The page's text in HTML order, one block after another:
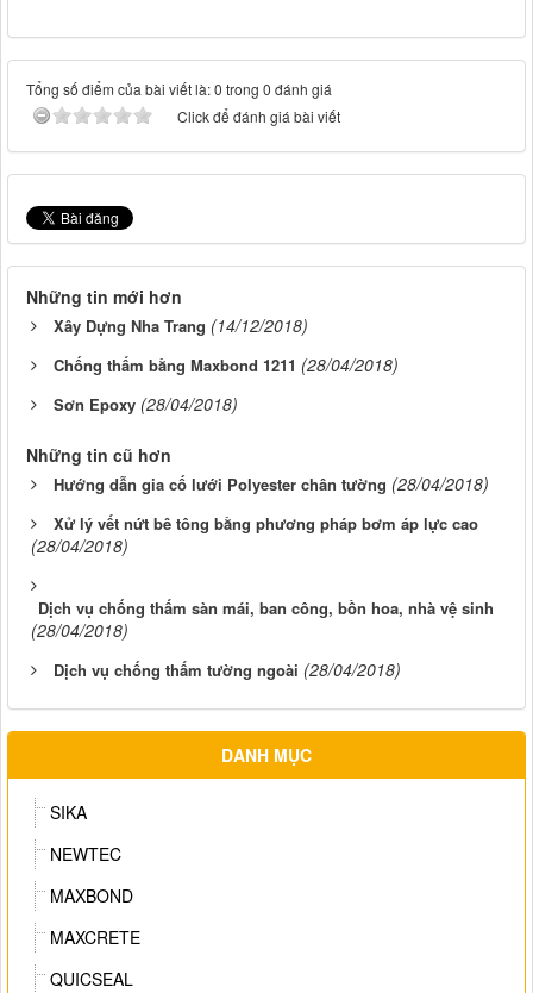
Tổng số điểm của bài viết là: 0 trong 0 đánh giá
Click để đánh giá bài viết
Những tin mới hơn
Xây Dựng Nha Trang (14/12/2018)
Chống thấm bằng Maxbond 1211 (28/04/2018)
Sơn Epoxy (28/04/2018)
Những tin cũ hơn
Hướng dẫn gia cố lưới Polyester chân tường (28/04/2018)
Xử lý vết nứt bê tông bằng phương pháp bơm áp lực cao
(28/04/2018)
Dịch vụ chống thấm sàn mái, ban công, bồn hoa, nhà vệ sinh
(28/04/2018)
Dịch vụ chống thấm tường ngoài (28/04/2018)
DANH MỤC
SIKA
NEWTEC
MAXBOND
MAXCRETE
QUICSEAL